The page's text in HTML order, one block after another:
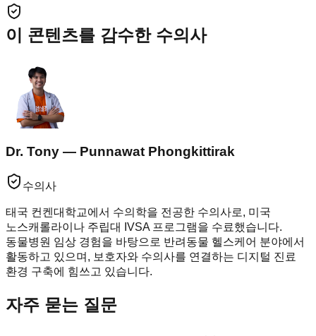
이 콘텐츠를 감수한 수의사
Dr. Tony — Punnawat Phongkittirak
수의사
태국 컨켄대학교에서 수의학을 전공한 수의사로, 미국
노스캐롤라이나 주립대 IVSA 프로그램을 수료했습니다.
동물병원 임상 경험을 바탕으로 반려동물 헬스케어 분야에서
활동하고 있으며, 보호자와 수의사를 연결하는 디지털 진료
환경 구축에 힘쓰고 있습니다.
자주 묻는 질문